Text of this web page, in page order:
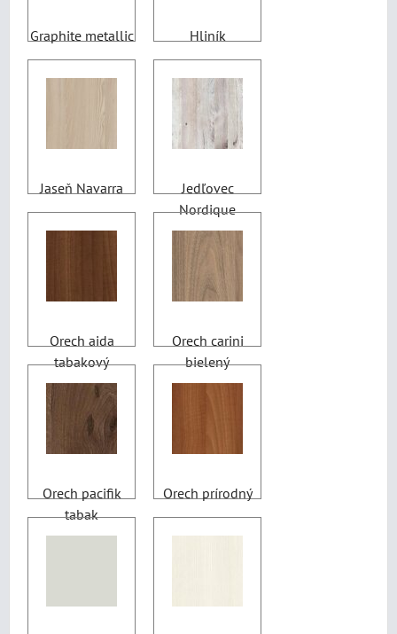
Graphite metallic Hliník
Jaseň Navarra
Jedľovec
Nordique
Orech aida
tabakový
Orech carini
bielený
Orech pacifik
tabak
Orech prírodný